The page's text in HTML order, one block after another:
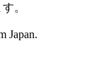
。
Japan.